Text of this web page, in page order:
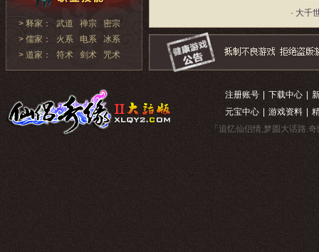
> 释家： 武道 禅宗
密宗
> 儒家：
火系 电系
冰系
> 道家：
符术 剑术 咒术
· 大千
注册账号 下载中心
元宝中心
游戏资料
「追忆仙侣情,梦圆大话路.